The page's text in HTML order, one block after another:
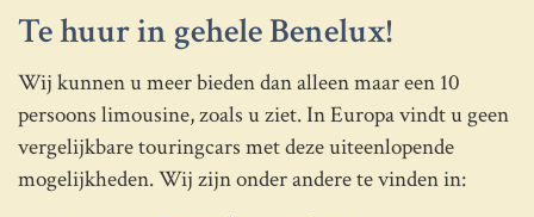
Te huur in gehele Benelux!
Wij kunnen u meer bieden dan alleen maar een 10
persoons limousine, zoals u ziet. In Europa vindt u geen
vergelijkbare touringcars met deze uiteenlopende
mogelijkheden. Wij zijn onder andere te vinden in: